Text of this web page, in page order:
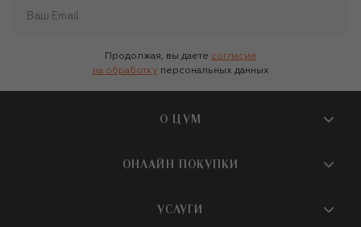
Продолжая, вы даете согласие
на обработку персональных данных
О ЦУМ
О магазине
Бутики и ПВЗ ЦУМ
ОНЛАЙН ПОКУПКИ
УСЛУГИ